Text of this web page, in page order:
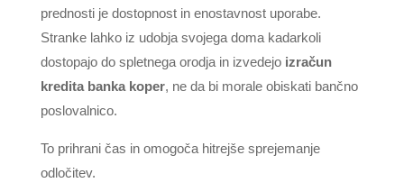
prednosti je dostopnost in enostavnost uporabe.
Stranke lahko iz udobja svojega doma kadarkoli
dostopajo do spletnega orodja in izvedejo izračun
kredita banka koper, ne da bi morale obiskati bančno
poslovalnico.
To prihrani čas in omogoča hitrejše sprejemanje
odločitev.